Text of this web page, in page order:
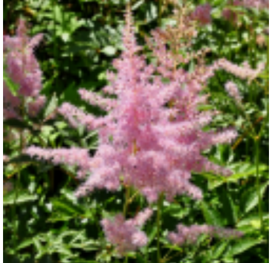
Spirea
Astilbe x arendsii 'Venus'